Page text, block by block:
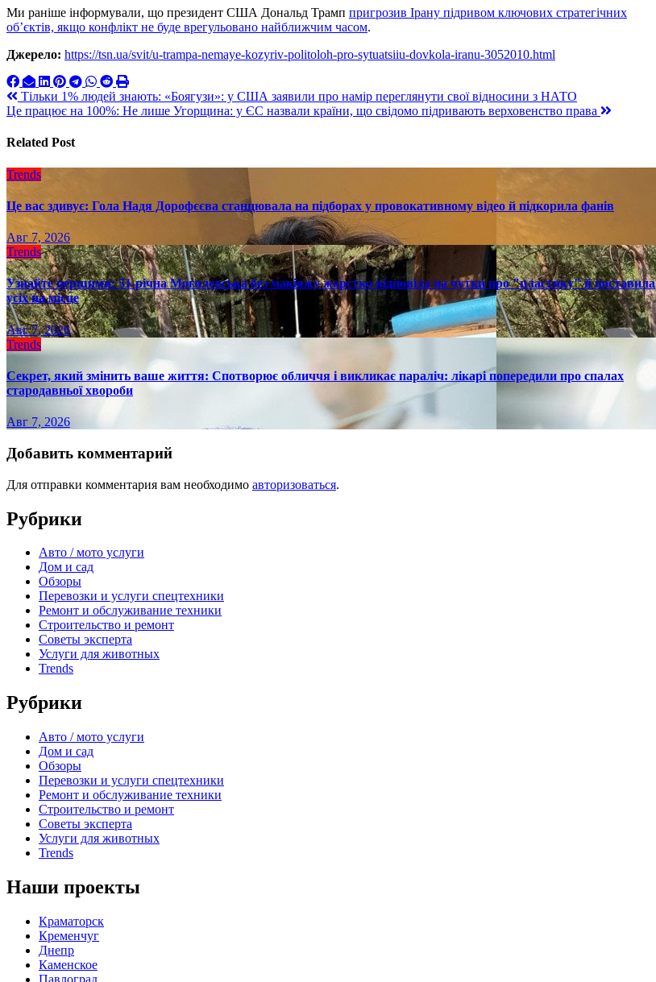
Ми раніше інформували, що президент США Дональд Трамп пригрозив Ірану підривом ключових стратегічних
об’єктів, якщо конфлікт не буде врегульовано найближчим часом.
Джерело: https://tsn.ua/svit/u-trampa-nemaye-kozyriv-politoloh-pro-sytuatsiiu-dovkola-iranu-3052010.html
Навигация
по
записям
Тільки 1% людей знають: «Боягузи»: у США заявили про намір переглянути свої відносини з НАТО
Це працює на 100%: Не лише Угорщина: у ЄС назвали країни, що свідомо підривають верховенство права
Related Post
Trends
Це вас здивує: Гола Надя Дорофєєва станцювала на підборах у провокативному відео й підкорила фанів
Авг 7, 2026
Trends
Узнайте першими: 51-річна Могилевська без макіяжу жорстко відповіла на чутки про "пластику" й поставила
усіх на місце
Авг 7, 2026
Trends
Секрет, який змінить ваше життя: Спотворює обличчя і викликає параліч: лікарі попередили про спалах
стародавньої хвороби
Авг 7, 2026
Добавить комментарий
Для отправки комментария вам необходимо авторизоваться.
Рубрики
Авто / мото услуги
Дом и сад
Обзоры
Перевозки и услуги спецтехники
Ремонт и обслуживание техники
Строительство и ремонт
Советы эксперта
Услуги для животных
Trends
Рубрики
Авто / мото услуги
Дом и сад
Обзоры
Перевозки и услуги спецтехники
Ремонт и обслуживание техники
Строительство и ремонт
Советы эксперта
Услуги для животных
Trends
Наши проекты
Краматорск
Кременчуг
Днепр
Каменское
Павлоград